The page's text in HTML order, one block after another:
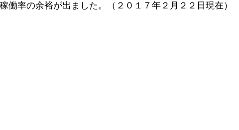
働率の余裕が出ました。（２０１７年２月２２日現在）